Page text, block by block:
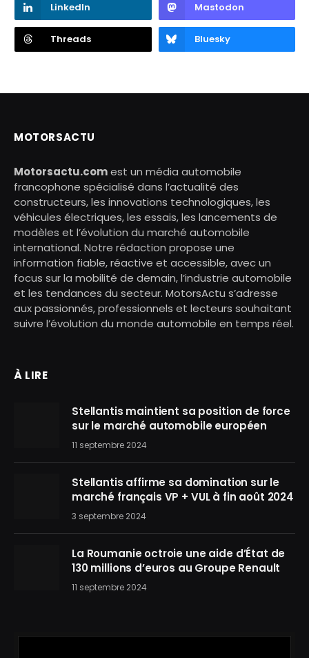
LinkedIn Mastodon
Threads Bluesky
MOTORSACTU
Motorsactu.comest un média automobile
francophone spécialisé dans l’actualité des
constructeurs, les innovations technologiques, les
véhicules électriques, les essais, les lancements de
modèles et l’évolution du marché automobile
international. Notre rédaction propose une
information fiable, réactive et accessible, avec un
focus sur la mobilité de demain, l’industrie automobile
et les tendances du secteur. MotorsActu s’adresse
aux passionnés, professionnels et lecteurs souhaitant
suivre l’évolution du monde automobile en temps réel.
À LIRE
Stellantis maintient sa position de force
sur le marché automobile européen
11 septembre 2024
Stellantis affirme sa domination sur le
marché français VP + VUL à fin août 2024
3 septembre 2024
La Roumanie octroie une aide d’État de
130 millions d’euros au Groupe Renault
11 septembre 2024